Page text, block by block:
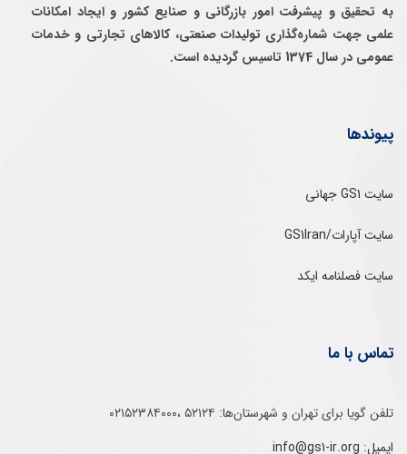
به تحقيق و پيشرفت امور بازرگانی و صنايع كشور و ايجاد امكانات
علمی جهت شماره‌گذاری توليدات صنعتی، كالاهای تجارتی و خدمات
عمومی در سال 1374 تاسيس گرديده است.
پیوندها
سایت GS1 جهانی
سایت آپارات/GS1Iran
سایت فصلنامه ایکد
تماس با ما
تلفن‌ گویا برای‌ تهران‌‌ و‌ شهرستان‌ها:‌ ۵۲۱۲۴ ،۰۲۱۵۲۳۸۴۰۰۰
ایمیل: info@gs1-ir.org